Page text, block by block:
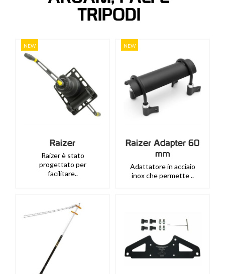
TRIPODI
NEW
Raizer
Raizer è stato
progettato per
facilitare..
NEW
Raizer Adapter 60
mm
Adattatore in acciaio
inox che permette ..